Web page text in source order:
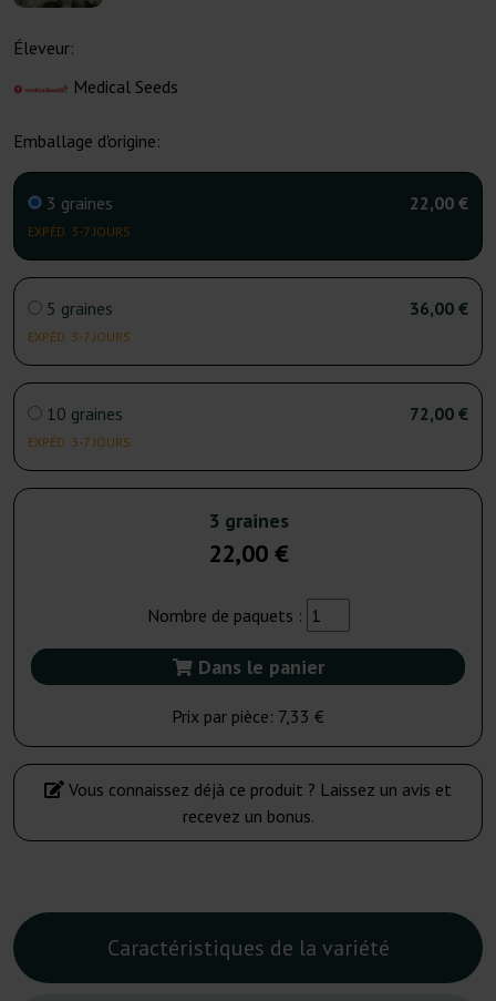
Éleveur:
Medical Seeds
Emballage d'origine:
3 graines
EXPÉD. 3-7 JOURS
22,00 €
5 graines
EXPÉD. 3-7 JOURS
36,00 €
10 graines
EXPÉD. 3-7 JOURS
72,00 €
3 graines
22,00 €
Nombre de paquets :
Dans le panier
Prix par pièce: 7,33 €
Vous connaissez déjà ce produit ? Laissez un avis et
recevez un bonus.
Caractéristiques de la variété